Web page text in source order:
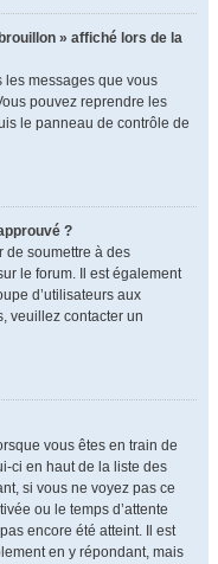
» affiché lors de la
les messages que vous
pouvez reprendre les
le panneau de contrôle de
?
de soumettre à des
le forum. Il est également
d’utilisateurs aux
veuillez contacter un
vous êtes en train de
ci en haut de la liste des
si vous ne voyez pas ce
ou le temps d’attente
encore été atteint. Il est
en y répondant, mais